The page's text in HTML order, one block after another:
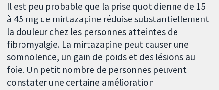
Il est peu probable que la prise quotidienne de 15
à 45 mg de mirtazapine réduise substantiellement
la douleur chez les personnes atteintes de
fibromyalgie. La mirtazapine peut causer une
somnolence, un gain de poids et des lésions au
foie. Un petit nombre de personnes peuvent
constater une certaine amélioration